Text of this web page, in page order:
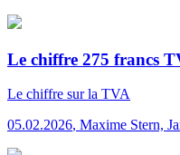
Le chiffre 275 francs
Le chiffre sur la TVA
05.02.2026, Maxime Stern,